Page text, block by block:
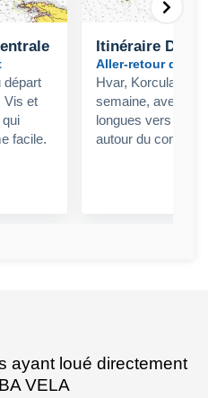
départ
Vis et
qui
facile.
Itinéraire
Aller-retour
Hvar, Korcula et
semaine, avec
longues vers le
autour du confort
ayant loué directement
VELA